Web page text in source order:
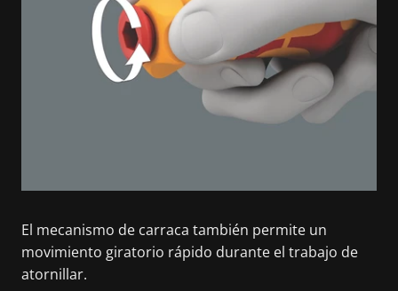
El mecanismo de carraca también permite un
movimiento giratorio rápido durante el trabajo de
atornillar.